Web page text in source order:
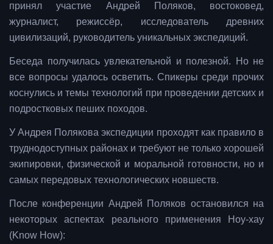
принял участие Андрей Поляков, востоковед,
журналист, режиссёр, исследователь древних
цивилизаций, руководитель уникальных экспедиций.
Беседа получилась увлекательной и полезной. Но не
все вопросы удалось осветить. Спикеры среди прочих
коснулись и темы технологий при проведении детских и
подростковых пеших походов.
У Андрея Полякова экспедиции проходят как правило в
труднодоступных районах и требуют не только хорошей
экипировки, физической и моральной готовности, но и
самых передовых технологических новшеств.
После конференции Андрей Поляков остановился на
некоторых аспектах реального применения Ноу-хау
(Know How):